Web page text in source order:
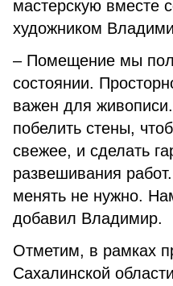
мастерскую вместе
художником
– Помещение мы
состоянии.
важен для
побелить стены,
свежее, и сделать
развешивания
менять не нужно.
добавил Владимир.
Отметим, в рамках
Сахалинской